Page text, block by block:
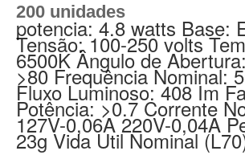
200 unidades
potencia: 4.8 watts Base:
Tensão: 100-250 volts
6500K Ângulo de
>80 Frequência Nominal:
Fluxo Luminoso: 408 Im
Potência: >0.7 Corrente
127V-0,06A 220V-0,04A
23g Vida Util Nominal